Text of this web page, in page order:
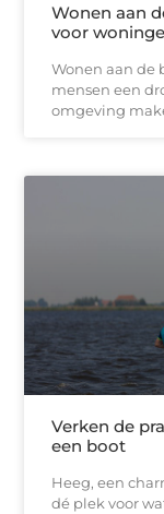
Wonen aan
voor
Wonen aan de
mensen een
omgeving
Verken de
een boot
Heeg, een
dé plek voor